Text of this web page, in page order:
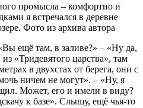
промысла – комфортно и
я встречался в деревне
Фото из архива автора
ещё там, в заливе?» – «Ну да,
«Тридевятого царства», там
в двухстах от берега, они с
ничем не могут». – «Ну, я
Может, его и имели в виду?
к базе». Слышу, ещё чья-то